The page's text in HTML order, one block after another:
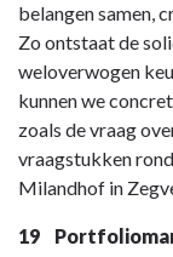
belangen samen,
Zo ontstaat de
weloverwogen
kunnen we
zoals de vraag
vraagstukken
Milandhof in
19